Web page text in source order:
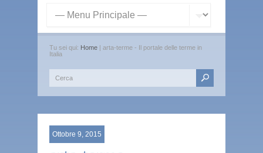
Tu sei qui: Home | arta-terme - Il portale delle terme in
Italia
Ottobre 9, 2015